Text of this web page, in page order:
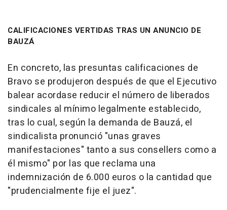
CALIFICACIONES VERTIDAS TRAS UN ANUNCIO DE
BAUZÁ
En concreto, las presuntas calificaciones de
Bravo se produjeron después de que el Ejecutivo
balear acordase reducir el número de liberados
sindicales al mínimo legalmente establecido,
tras lo cual, según la demanda de Bauzá, el
sindicalista pronunció "unas graves
manifestaciones" tanto a sus consellers como a
él mismo" por las que reclama una
indemnización de 6.000 euros o la cantidad que
"prudencialmente fije el juez".